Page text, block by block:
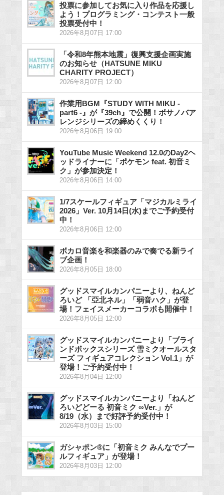
投票に参加してお気に入り作品を応援し
よう！プログラミング・コンテスト一般
投票受付中！
2026年8月07日 17:00
「令和8年熊本地震」復興支援企画実施
のお知らせ（HATSUNE MIKU
CHARITY PROJECT）
2026年8月07日 12:00
作業用BGM『STUDY WITH MIKU -
part6 -』が『39ch』で公開！ボサノバア
レンジシリーズの締めくくり！
2026年8月06日 19:00
YouTube Music Weekend 12.0のDay2ヘ
ッドライナーに「ポケモン feat. 初音ミ
ク」が参加決定！
2026年8月06日 14:00
1/7スケールフィギュア「マジカルミライ
2026」Ver. 10月14日(水)までご予約受付
中！
2026年8月06日 12:00
ボカロ音楽を和楽器のみで奏でる新ライ
ブ企画！
2026年8月05日 18:00
グッドスマイルカンパニーより、ねんど
ろいど 「亞北ネル」「弱音ハク」が登
場！フェイスメーカーコラボも開催中！
2026年8月05日 12:00
グッドスマイルカンパニーより「ブライ
ンドボックスシリーズ 雪ミクオールスタ
ーズ フィギュアコレクション Vol.1」が
登場！ご予約受付中！
2026年8月04日 12:00
グッドスマイルカンパニーより「ねんど
ろいどどーる 初音ミク ∞Ver.」が
8/19（水）まで好評予約受付中！
2026年8月03日 15:00
ガシャポン®に「初音ミク みんなでプー
ルフィギュア」が登場！
2026年8月03日 12:00